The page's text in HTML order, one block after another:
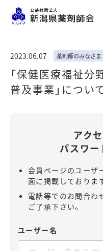
「保健医療福祉分
普及事業」につい
2023.06.07 薬剤師のみなさま
アク
パスワー
会員ページのユーザ
面に掲載しておりま
電話等でのお問合わ
ご了承下さい。
ユーザー名